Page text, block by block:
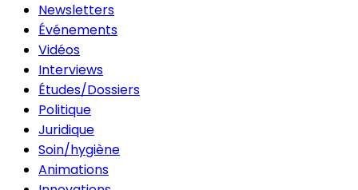
Newsletters
Événements
Vidéos
Interviews
Études/Dossiers
Politique
Juridique
Soin/hygiène
Animations